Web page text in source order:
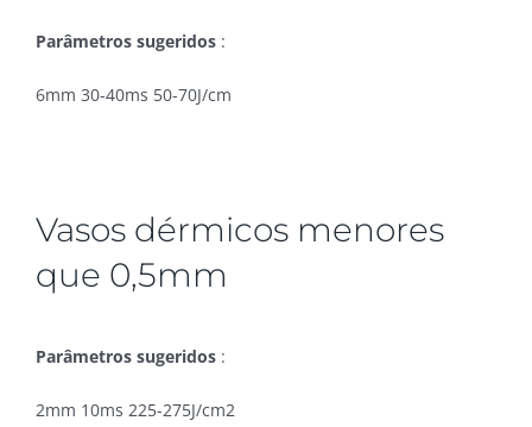
Parâmetros sugeridos :
6mm 30-40ms 50-70J/cm
Vasos dérmicos menores
que 0,5mm
Parâmetros sugeridos :
2mm 10ms 225-275J/cm2